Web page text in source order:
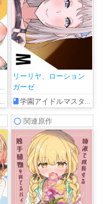
リーリヤ、ローション
ガーゼ
学園アイドルマスター
関連原作